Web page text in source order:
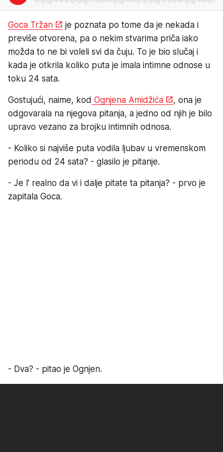
Goca Tržan
je poznata po tome da je nekada i
previše otvorena, pa o nekim stvarima priča iako
možda to ne bi voleli svi da čuju. To je bio slučaj i
kada je otkrila koliko puta je imala intimne odnose u
toku 24 sata.
Gostujući, naime, kod Ognjena Amidžića
, ona je
odgovarala na njegova pitanja, a jedno od njih je bilo
upravo vezano za brojku intimnih odnosa.
- Koliko si najviše puta vodila ljubav u vremenskom
periodu od 24 sata? - glasilo je pitanje.
- Je l' realno da vi i dalje pitate ta pitanja? - prvo je
zapitala Goca.
- Dva? - pitao je Ognjen.